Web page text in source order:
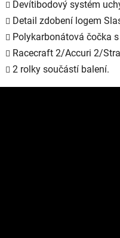
Devítibodový systém
Detail zdobení logem
Polykarbonátová čočka
Racecraft 2/Accuri 2/
2 rolky součástí balení.